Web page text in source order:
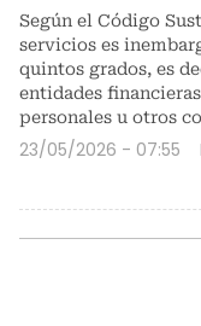
Según el Código
servicios es
quintos grados, es
entidades
personales u otros
23/05/2026 - 07:55